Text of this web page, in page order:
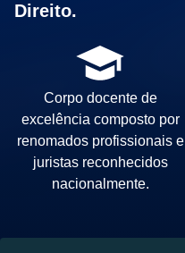
Direito.
Corpo docente de
excelência composto por
renomados profissionais e
juristas reconhecidos
nacionalmente.